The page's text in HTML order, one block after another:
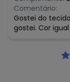
Comentário:
Gostei do
gostei. Cor